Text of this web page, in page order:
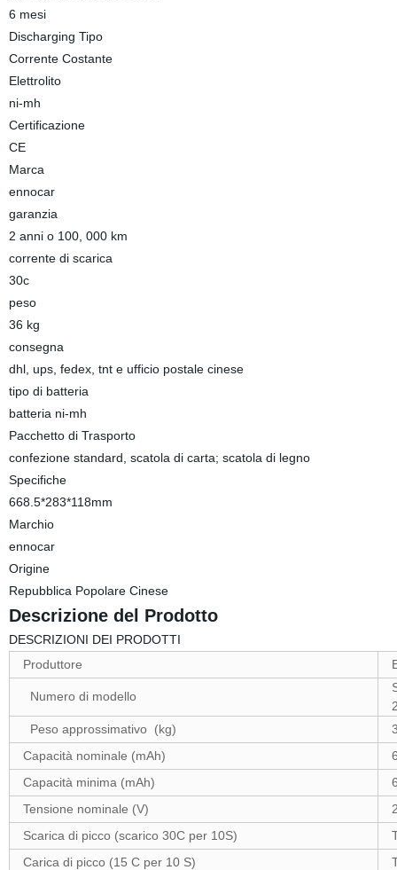
6 mesi
Discharging Tipo
Corrente Costante
Elettrolito
ni-mh
Certificazione
CE
Marca
ennocar
garanzia
2 anni o 100, 000 km
corrente di scarica
30c
peso
36 kg
consegna
dhl, ups, fedex, tnt e ufficio postale cinese
tipo di batteria
batteria ni-mh
Pacchetto di Trasporto
confezione standard, scatola di carta; scatola di legno
Specifiche
668.5*283*118mm
Marchio
ennocar
Origine
Repubblica Popolare Cinese
Descrizione del Prodotto
DESCRIZIONI DEI PRODOTTI
Produttore
Numero di modello
Peso approssimativo (kg)
Capacità nominale (mAh)
Capacità minima (mAh)
Tensione nominale (V)
Scarica di picco (scarico 30C per 10S)
Carica di picco (15 C per 10 S)